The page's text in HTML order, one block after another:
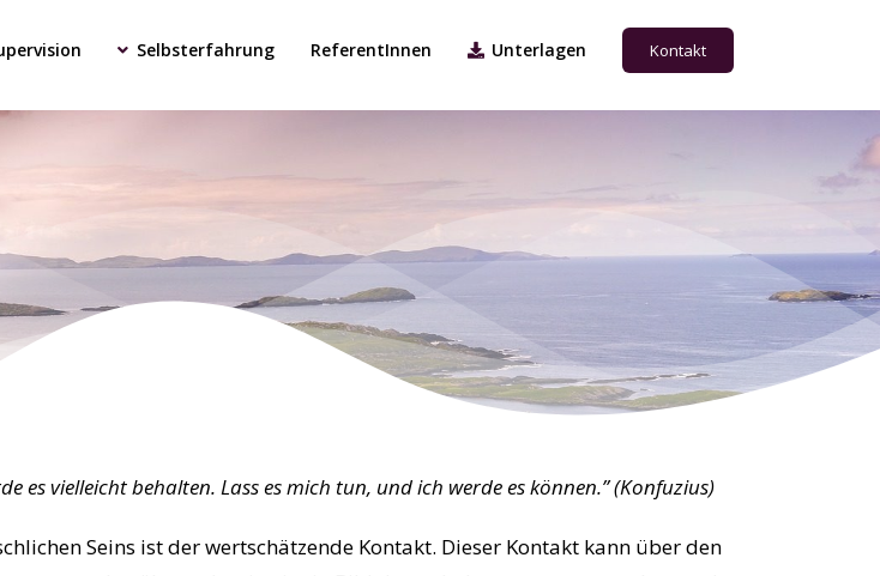
Selbsterfahrung ReferentInnen Unterlagen Kontakt
es vielleicht behalten. Lass es mich tun, und ich werde es können.” (Konfuzius)
Seins ist der wertschätzende Kontakt. Dieser Kontakt kann über den